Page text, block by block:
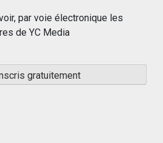
par voie électronique les
de YC Media